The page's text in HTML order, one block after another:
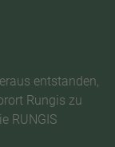
entstanden,
Rungis zu
RUNGIS